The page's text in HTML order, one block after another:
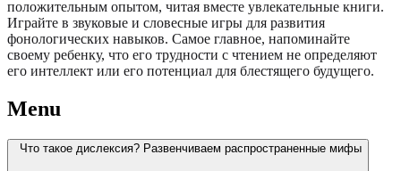
положительным опытом, читая вместе увлекательные книги.
Играйте в звуковые и словесные игры для развития
фонологических навыков. Самое главное, напоминайте
своему ребенку, что его трудности с чтением не определяют
его интеллект или его потенциал для блестящего будущего.
Menu
Что такое дислексия? Развенчиваем распространенные мифы